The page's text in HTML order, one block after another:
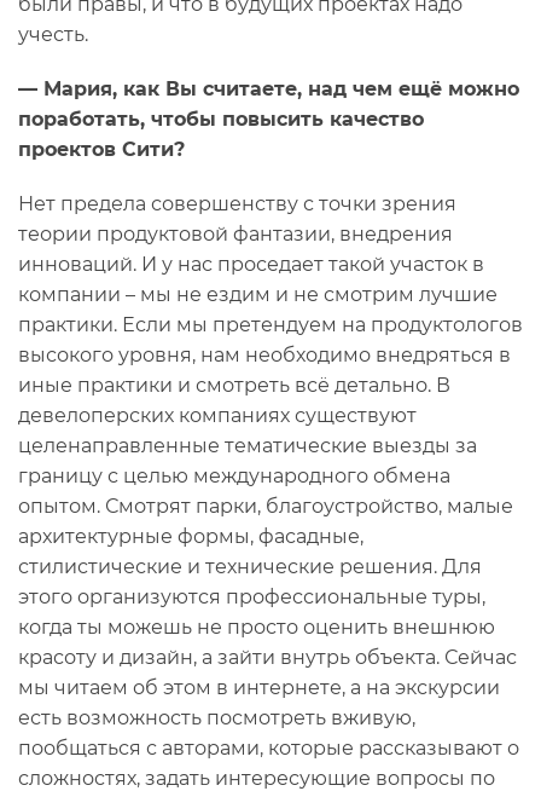
учесть.
— Мария, как Вы считаете, над чем ещё можно
поработать, чтобы повысить качество
проектов Сити?
Нет предела совершенству с точки зрения
теории продуктовой фантазии, внедрения
инноваций. И у нас проседает такой участок в
компании – мы не ездим и не смотрим лучшие
практики. Если мы претендуем на продуктологов
высокого уровня, нам необходимо внедряться в
иные практики и смотреть всё детально. В
девелоперских компаниях существуют
целенаправленные тематические выезды за
границу с целью международного обмена
опытом. Смотрят парки, благоустройство, малые
архитектурные формы, фасадные,
стилистические и технические решения. Для
этого организуются профессиональные туры,
когда ты можешь не просто оценить внешнюю
красоту и дизайн, а зайти внутрь объекта. Сейчас
мы читаем об этом в интернете, а на экскурсии
есть возможность посмотреть вживую,
пообщаться с авторами, которые рассказывают о
сложностях, задать интересующие вопросы по